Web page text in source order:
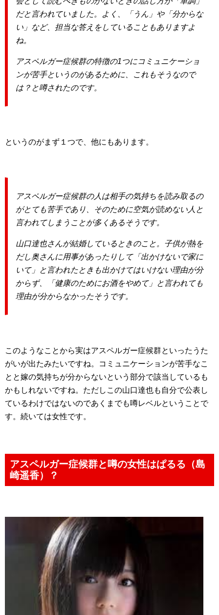
だと言われていました。よく、「うん」や「分からな
い」など、担当な答えをしていることもありますよ
ね。
アスペルガー症候群の特徴の1つにコミュニケーショ
ンが苦手というのがあるために、これもそうなので
は？と噂されたのです。
というのがまず１つで、他にもあります。
アスペルガー症候群の人は相手の気持ちを読み取るの
がとても苦手であり、そのために空気が読めない人と
言われてしまうことが多くあるそうです。
山口達也さんが結婚しているときのこと。子供が熱を
だし奥さんに用事があったりして「出かけないで家に
いて」と言われたときも出かけてはいけない理由が分
からず、「健康のためにお酒をやめて」と言われても
理由が分からなかったそうです。
このようなことから実はアスペルガー症候群といったうた
がいが出たみたいですね。コミュニケーションが苦手なこ
とと嫁の気持ちが分からないという部分で該当しているも
かもしれないですね。ただしこの山口達也も自分で公表し
ているわけではないのであくまでも噂レベルということで
す。続いては女性です。
アスペルガー症候群と噂の女性はぱるる（島
崎遥香）？